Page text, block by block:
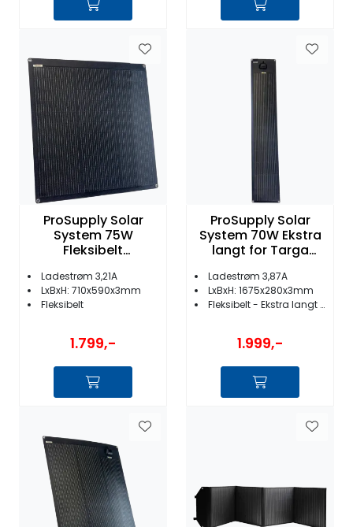
ProSupply Solar
System 75W
Fleksibelt
skjult kabel
Ladestrøm 3,21A
LxBxH: 710x590x3mm
Fleksibelt
1.799,-
ProSupply Solar
System 70W Ekstra
langt for Targa
Ladestrøm 3,87A
LxBxH: 1675x280x3mm
Fleksibelt - Ekstra langt og smalt
1.999,-